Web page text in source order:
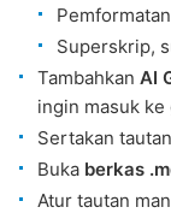
Superskrip,
Tambahkan AI
ingin masuk ke
Sertakan
Buka berkas
Atur tautan